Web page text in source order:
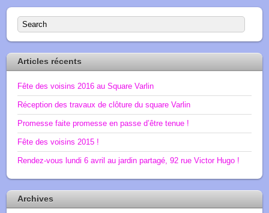
Articles récents
Fête des voisins 2016 au Square Varlin
Réception des travaux de clôture du square Varlin
Promesse faite promesse en passe d’être tenue !
Fête des voisins 2015 !
Rendez-vous lundi 6 avril au jardin partagé, 92 rue Victor Hugo !
Archives